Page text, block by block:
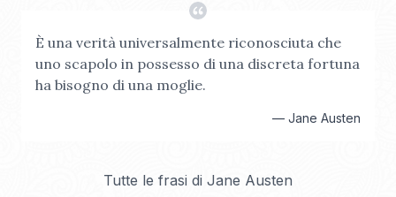
È una verità universalmente riconosciuta che
uno scapolo in possesso di una discreta fortuna
ha bisogno di una moglie.
— Jane Austen
Tutte le frasi di Jane Austen